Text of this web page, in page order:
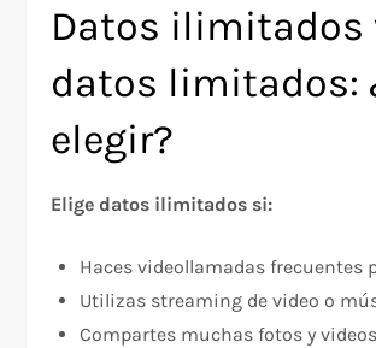
Datos ilimitados
datos limitados:
elegir?
Elige datos ilimitados si:
Haces videollamadas frecuentes
Utilizas streaming de video o
Compartes muchas fotos y